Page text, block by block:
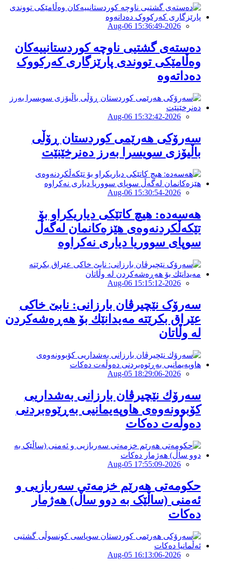
2026-Aug-06 15:36:49
دەستەی گشتیی ناوچە کوردستانییەکان
وەڵامێکی تووندی پارێزگاری کەرکووک
دەداتەوە
2026-Aug-06 15:32:42
سەرۆكی هەرێمی كوردستان ڕۆڵی
باڵیۆزی سویسرا بەرز دەنرخێنێت
2026-Aug-06 15:30:54
هەسەدە: هیچ کاتێکی دیاریکراو بۆ
تێکەڵکردنەوەی هێزەکانمان لەگەڵ
سوپای سووریا دیاری نەکراوە
2026-Aug-06 15:15:12
سەرۆک نێچیرڤان بارزانی: نابێ خاكی
عێراق بكرێتە مەیدانێك بۆ هەڕەشەكردن
لە وڵاتان
2026-Aug-05 18:29:06
سەرۆك نێچیرڤان بارزانی بەشداریی
كۆبوونەوەی هاوپەیمانیی بەڕێوەبردنی
دەوڵەت دەكات
2026-Aug-05 17:55:09
حكومەتی هەرێم خزمەتی سەربازیی و
ئەمنی (ساڵێک بە دوو ساڵ) هەژمار
دەكات
2026-Aug-05 16:13:06